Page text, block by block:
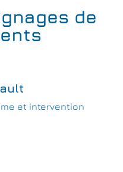
de
et intervention